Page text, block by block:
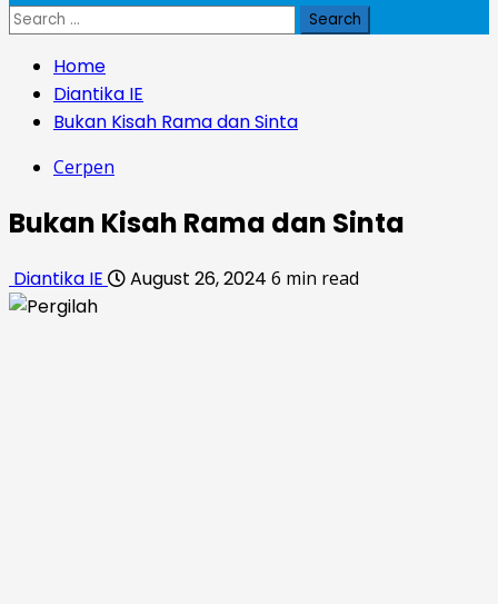
Search
Home
Diantika IE
Bukan Kisah Rama dan Sinta
Cerpen
Bukan Kisah Rama dan Sinta
Diantika IE August 26, 2024 6 min read